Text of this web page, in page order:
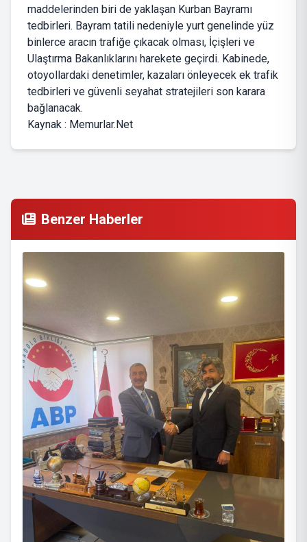
maddelerinden biri de yaklaşan Kurban Bayramı
tedbirleri. Bayram tatili nedeniyle yurt genelinde yüz
binlerce aracın trafiğe çıkacak olması, İçişleri ve
Ulaştırma Bakanlıklarını harekete geçirdi. Kabinede,
otoyollardaki denetimler, kazaları önleyecek ek trafik
tedbirleri ve güvenli seyahat stratejileri son karara
bağlanacak.
Kaynak : Memurlar.Net
Benzer Haberler